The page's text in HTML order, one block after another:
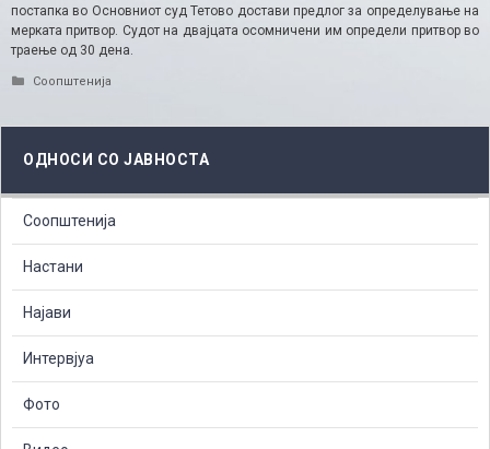
постапка во Основниот суд Тетово достави предлог за определување на
мерката притвор. Судот на двајцата осомничени им определи притвор во
траење од 30 дена.
Categories
Соопштенија
ОДНОСИ СО ЈАВНОСТА
Соопштенија
Настани
Најави
Интервјуа
Фото